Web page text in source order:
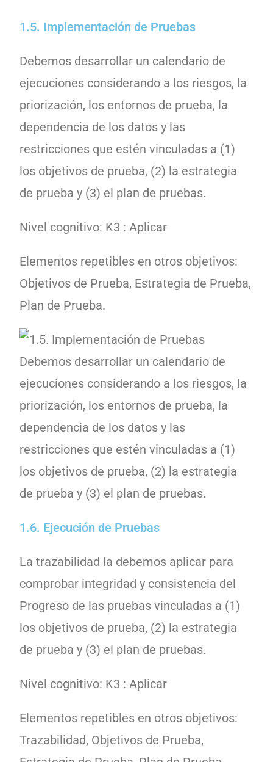
1.5. Implementación de Pruebas
Debemos desarrollar un calendario de
ejecuciones considerando a los riesgos, la
priorización, los entornos de prueba, la
dependencia de los datos y las
restricciones que estén vinculadas a (1)
los objetivos de prueba, (2) la estrategia
de prueba y (3) el plan de pruebas.
Nivel cognitivo: K3 : Aplicar
Elementos repetibles en otros objetivos:
Objetivos de Prueba, Estrategia de Prueba,
Plan de Prueba.
1.6. Ejecución de Pruebas
La trazabilidad la debemos aplicar para
comprobar integridad y consistencia del
Progreso de las pruebas vinculadas a (1)
los objetivos de prueba, (2) la estrategia
de prueba y (3) el plan de pruebas.
Nivel cognitivo: K3 : Aplicar
Elementos repetibles en otros objetivos:
Trazabilidad, Objetivos de Prueba,